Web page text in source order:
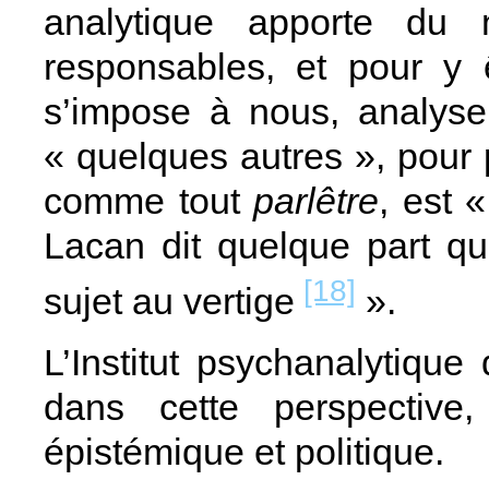
analytique apporte du
responsables, et pour y
s’impose à nous,
« quelques autres », pour
comme toutparlêtre, est
Lacan dit quelque part
sujet au vertige [18] ».
L’Institut
dans cette
épistémique et politique.